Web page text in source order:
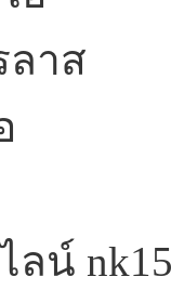
ลาส
ลน์